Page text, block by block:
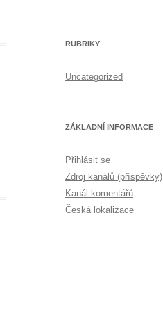
RUBRIKY
Uncategorized
ZÁKLADNÍ INFORMACE
Přihlásit se
Zdroj kanálů (příspěvky)
Kanál komentářů
Česká lokalizace